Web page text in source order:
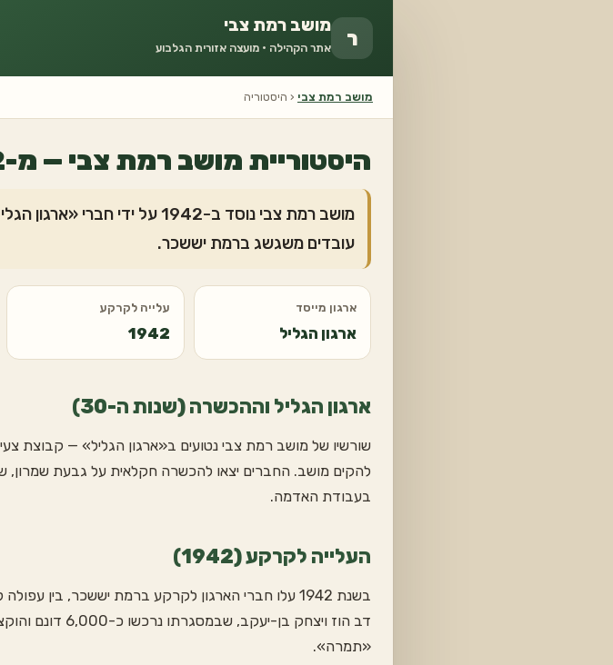
ר
מושב רמת צבי
אתר הקהילה · מועצה אזורית הגלבוע
מושב רמת צבי ‹ היסטוריה
היסטוריית מושב רמת צבי — מ-1942 ועד היום
מושב רמת צבי נוסד ב-1942 על
עובדים משגשג ברמת יששכר.
ארגון מייסד
ארגון הגליל
עלייה לקרקע
1942
ארגון הגליל וההכשרה (שנות ה-30)
להקים מושב. החברים יצאו להכשרה חקלאית על גבעת שמרון,
בעבודת האדמה.
העלייה לקרקע (1942)
בשנת 1942 עלו חברי הארגון לקרקע ברמת יששכר,
דב הוז ויצחק
«תמרה».